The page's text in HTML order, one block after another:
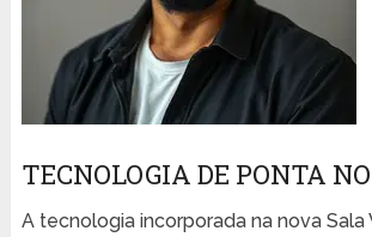
TECNOLOGIA DE PONTA
A tecnologia incorporada na nova Sala